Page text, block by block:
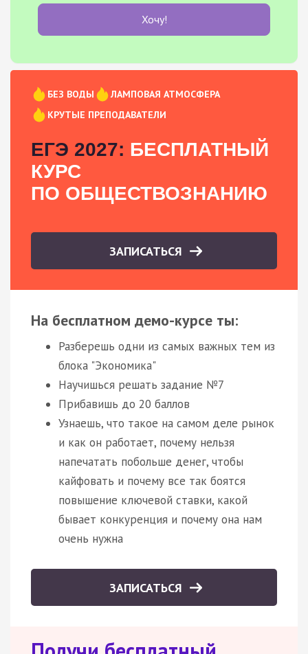
Хочу!
БЕЗ ВОДЫ
ЛАМПОВАЯ АТМОСФЕРА
КРУТЫЕ ПРЕПОДАВАТЕЛИ
ЕГЭ 2027: БЕСПЛАТНЫЙ
КУРС
ПО ОБЩЕСТВОЗНАНИЮ
ЗАПИСАТЬСЯ
На бесплатном демо-курсе ты:
Разберешь одни из самых важных тем из
блока "Экономика"
Научишься решать задание №7
Прибавишь до 20 баллов
Узнаешь, что такое на самом деле рынок
и как он работает, почему нельзя
напечатать побольше денег, чтобы
кайфовать и почему все так боятся
повышение ключевой ставки, какой
бывает конкуренция и почему она нам
очень нужна
ЗАПИСАТЬСЯ